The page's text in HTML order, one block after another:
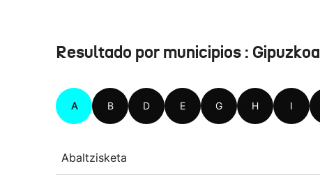
Resultado por municipios : Gipuzkoa
A B D E G H I
Abaltzisketa